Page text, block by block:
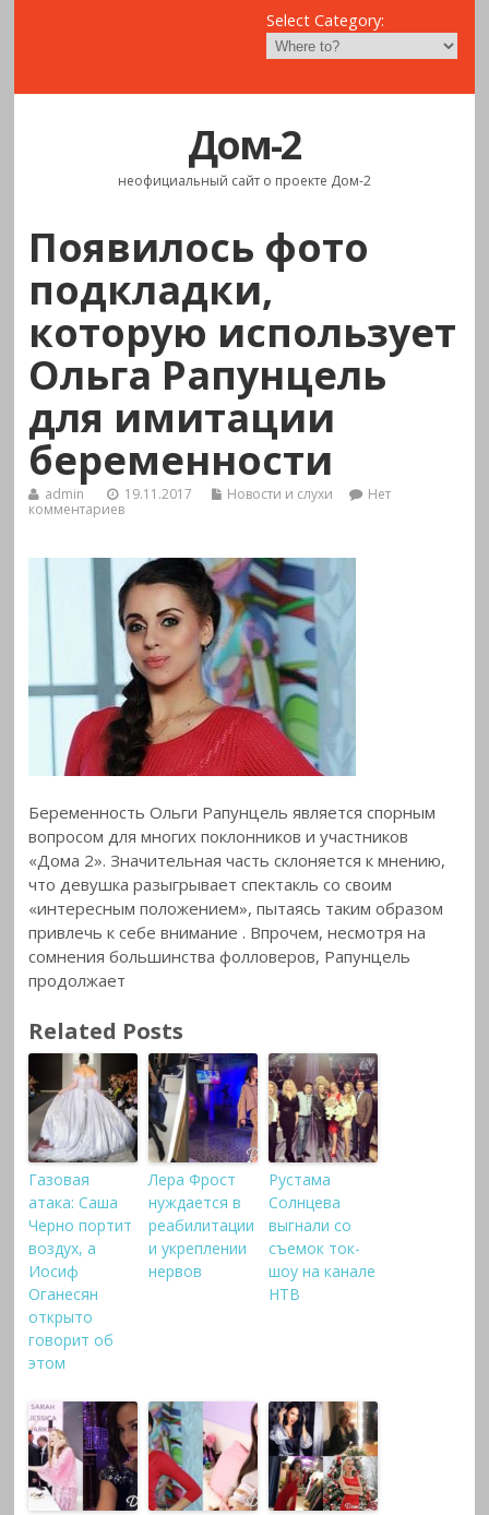
Select Category:
Дом-2
неофициальный сайт о проекте Дом-2
Появилось фото
подкладки,
которую использует
Ольга Рапунцель
для имитации
беременности
admin 19.11.2017 Новости и слухи
Нет
комментариев
Беременность Ольги Рапунцель является спорным
вопросом для многих поклонников и участников
«Дома 2». Значительная часть склоняется к мнению,
что девушка разыгрывает спектакль со своим
«интересным положением», пытаясь таким образом
привлечь к себе внимание . Впрочем, несмотря на
сомнения большинства фолловеров, Рапунцель
продолжает
Related Posts
Газовая
атака: Саша
Черно портит
воздух, а
Иосиф
Оганесян
открыто
говорит об
этом
Лера Фрост
нуждается в
реабилитации
и укреплении
нервов
Рустама
Солнцева
выгнали со
съемок ток-
шоу на канале
НТВ